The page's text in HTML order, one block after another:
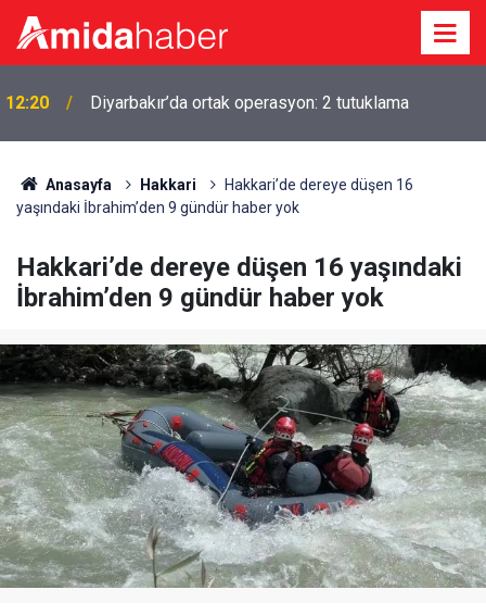
12:20 Diyarbakır’da ortak operasyon: 2 tutuklama
Anasayfa Hakkari
Hakkari’de dereye düşen 16
yaşındaki İbrahim’den 9 gündür haber yok
Hakkari’de dereye düşen 16 yaşındaki
İbrahim’den 9 gündür haber yok